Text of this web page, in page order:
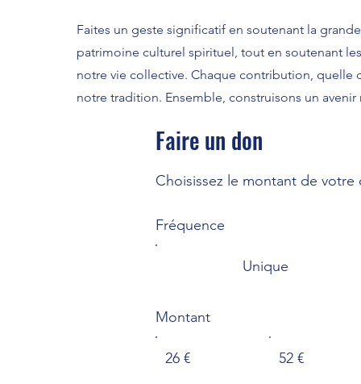
Faites un geste significatif en soutenant la
patrimoine culturel spirituel, tout en soutenant
notre vie collective. Chaque contribution,
notre tradition. Ensemble, construisons un
Faire un don
Choisissez le montant de votre
Fréquence
Unique
Montant
26 € 52 €